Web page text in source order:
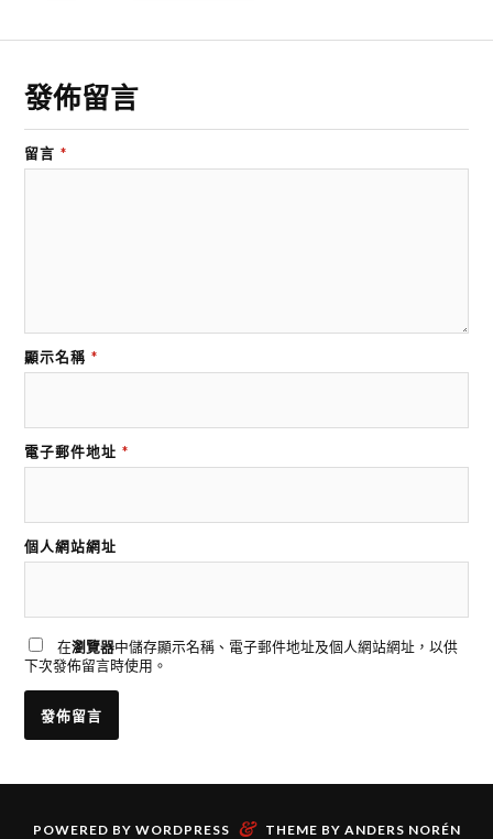
發佈留言
留言 *
顯示名稱 *
電子郵件地址 *
個人網站網址
在瀏覽器中儲存顯示名稱、電子郵件地址及個人網站網址，以供
下次發佈留言時使用。
POWERED BY WORDPRESS & THEME BY ANDERS NORÉN